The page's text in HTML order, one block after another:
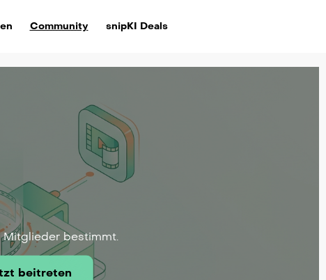
Community snipKI Deals
bestimmt.
beitreten